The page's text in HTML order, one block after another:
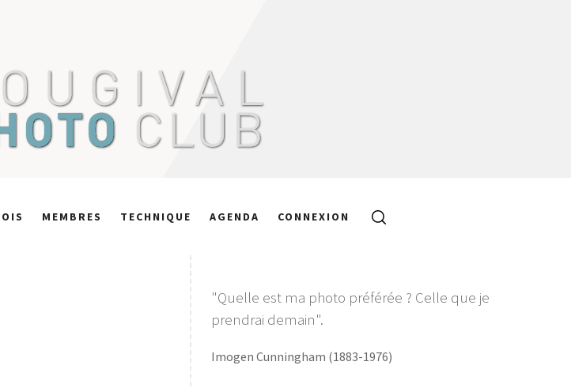
MEMBRES TECHNIQUE AGENDA CONNEXION
"Quelle est ma photo préférée ? Celle que je
prendrai demain".
Imogen Cunningham (1883-1976)